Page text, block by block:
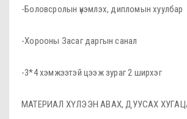
-Боловсролын үнэмлэх, дипломын хуулбар
-Хорооны Засаг даргын санал
-3*4 хэмжээтэй цээж зураг 2 ширхэг
МАТЕРИАЛ ХҮЛЭЭН АВАХ, ДУУСАХ